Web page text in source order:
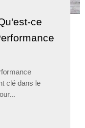
ce
clé dans le